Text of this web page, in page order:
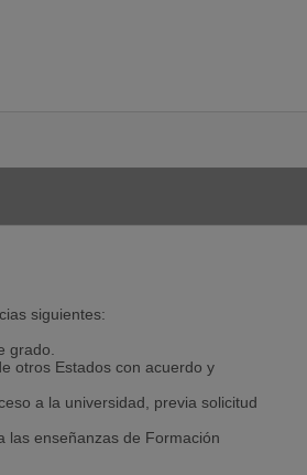
siguientes:
grado.
otros Estados con acuerdo y
a la universidad, previa solicitud
las enseñanzas de Formación